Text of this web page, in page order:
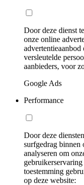
Door deze dienst
onze online
versleutelde
aanbieders, voor
Google Ads
Performance
Door deze
surfgedrag binnen
analyseren om
toestemming
op deze website: